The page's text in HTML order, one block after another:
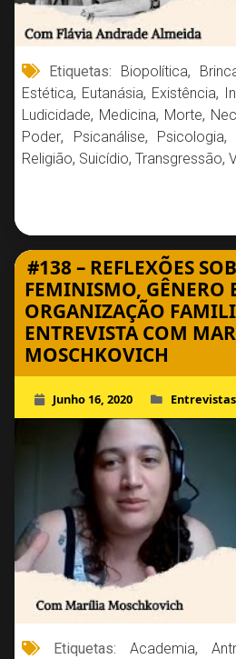
Etiquetas: Biopolítica,
Estética, Eutanásia, Existência,
Ludicidade, Medicina, Morte,
Poder, Psicanálise, Psicologia,
Religião, Suicídio, Transgressão,
#138 – REFLEXÕES
FEMINISMO, GÊNERO
ORGANIZAÇÃO
ENTREVISTA COM
MOSCHKOVICH
Junho 16, 2020 Entrevistas
Etiquetas:Academia,